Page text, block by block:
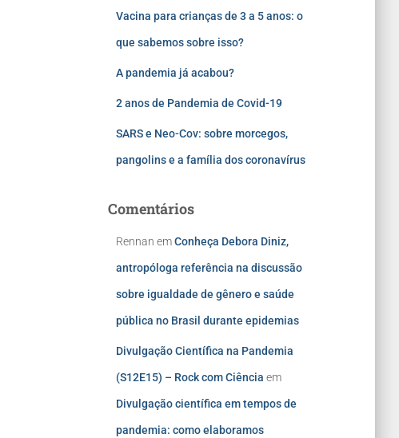
Vacina para crianças de 3 a 5 anos: o
que sabemos sobre isso?
A pandemia já acabou?
2 anos de Pandemia de Covid-19
SARS e Neo-Cov: sobre morcegos,
pangolins e a família dos coronavírus
Comentários
Rennan emConheça Debora Diniz,
antropóloga referência na discussão
sobre igualdade de gênero e saúde
pública no Brasil durante epidemias
Divulgação Científica na Pandemia
(S12E15) – Rock com Ciência em
Divulgação científica em tempos de
pandemia: como elaboramos